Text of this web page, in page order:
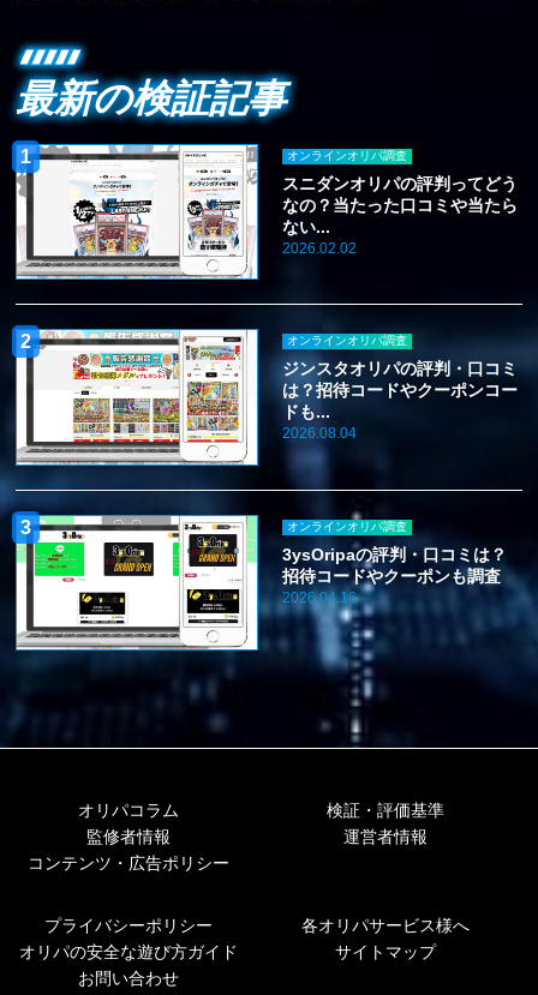
最新の検証記事
オンラインオリパ調査
スニダンオリパの評判ってどう
なの？当たった口コミや当たら
ない...
2026.02.02
オンラインオリパ調査
ジンスタオリパの評判・口コミ
は？招待コードやクーポンコー
ドも...
2026.08.04
オンラインオリパ調査
3ysOripaの評判・口コミは？
招待コードやクーポンも調査
2026.04.16
オリパコラム
検証・評価基準
監修者情報
運営者情報
コンテンツ・広告ポリシー
プライバシーポリシー
各オリパサービス様へ
オリパの安全な遊び方ガイド
サイトマップ
お問い合わせ